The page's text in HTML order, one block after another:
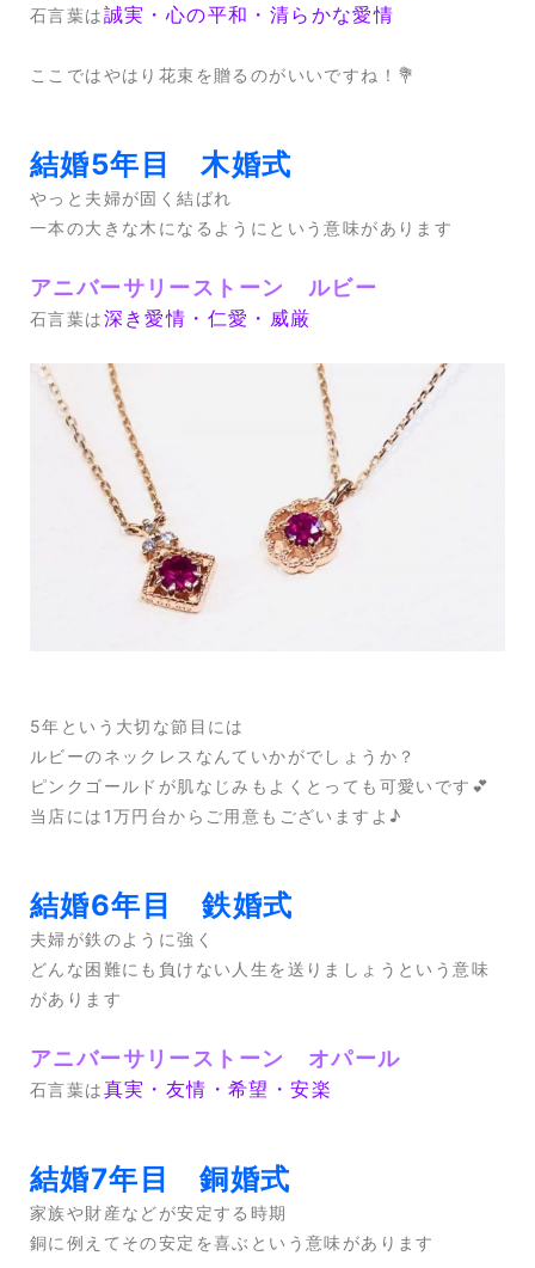
石言葉は誠実・心の平和・清らかな愛情
ここではやはり花束を贈るのがいいですね！💐
結婚5年目 木婚式
やっと夫婦が固く結ばれ
一本の大きな木になるようにという意味があります
アニバーサリーストーン ルビー
石言葉は深き愛情・仁愛・威厳
5年という大切な節目には
ルビーのネックレスなんていかがでしょうか？
ピンクゴールドが肌なじみもよくとっても可愛いです💕
当店には1万円台からご用意もございますよ♪
結婚6年目 鉄婚式
夫婦が鉄のように強く
どんな困難にも負けない人生を送りましょうという意味
があります
アニバーサリーストーン オパール
石言葉は真実・友情・希望・安楽
結婚7年目 銅婚式
家族や財産などが安定する時期
銅に例えてその安定を喜ぶという意味があります